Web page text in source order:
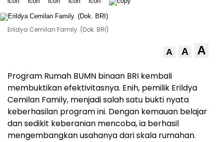
Erildya Cemilan Family. (Dok. BRI)
A A A
Program Rumah BUMN binaan BRI kembali
membuktikan efektivitasnya. Enih, pemilik Erildya
Cemilan Family, menjadi salah satu bukti nyata
keberhasilan program ini. Dengan kemauan belajar
dan sedikit keberanian mencoba, ia berhasil
mengembangkan usahanya dari skala rumahan.